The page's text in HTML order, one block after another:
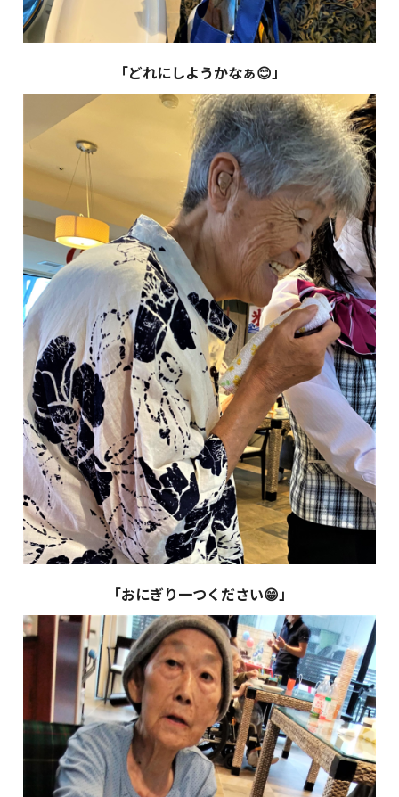
「どれにしようかなぁ😊」
「おにぎり一つください😁」